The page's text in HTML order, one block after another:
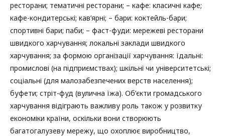
ресторани; тематичні ресторани; – кафе: класичні кафе;
кафе-кондитерські; кав’ярні; – бари: коктейль-бари;
спортивні бари; паби; – фаст-фуди: мережеві ресторани
швидкого харчування; локальні заклади швидкого
харчування; за формою організації харчування: їдальні:
промислові (на підприємствах); шкільні чи університетські;
соціальні (для малозабезпечених верств населення);
буфети; стріт-фуд (вулична їжа). Об’єкти громадського
харчування відіграють важливу роль також у розвитку
економіки країни, оскільки вони створюють
багатогалузеву мережу, що охоплює виробництво,